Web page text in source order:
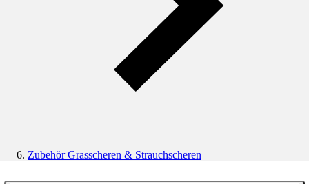
Zubehör Grasscheren & Strauchscheren